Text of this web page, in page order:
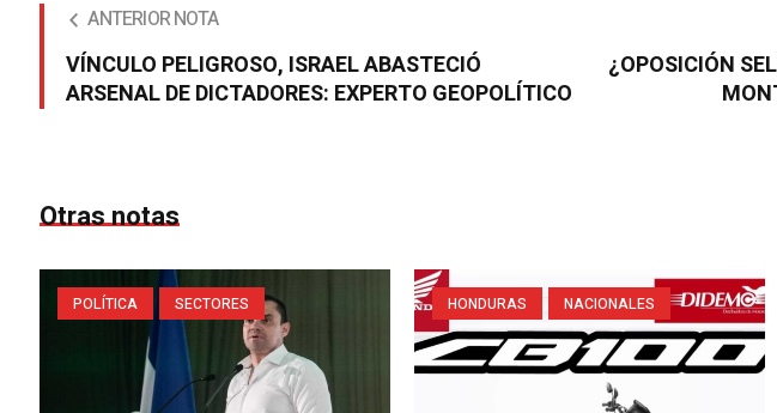
ANTERIOR NOTA
VÍNCULO PELIGROSO, ISRAEL ABASTECIÓ
ARSENAL DE DICTADORES: EXPERTO GEOPOLÍTICO
¿OPOSICIÓN
Otras notas
POLÍTICA SECTORES HONDURAS NACIONALES